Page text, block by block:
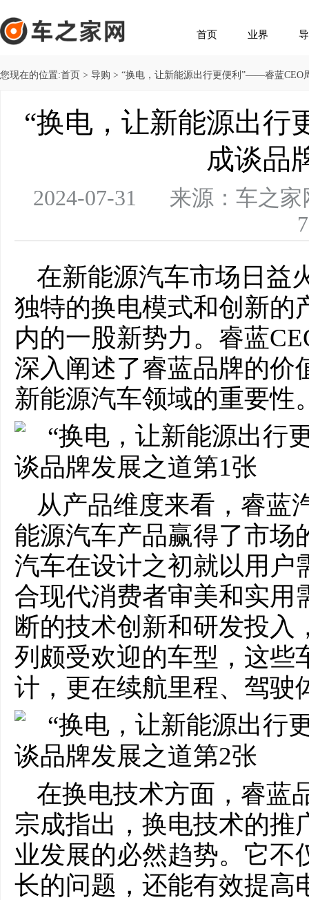
首页 业界
您现在的位置:首页 > 导购 > “换电，让新能源出行更便利”——睿蓝CEO
“换电，让新能源出
成谈品
2024-07-31 来源：车之
在新能源汽车市场日益
独特的换电模式和创新的
内的一股新势力。睿蓝
深入阐述了睿蓝品牌的价
新能源汽车领域的重要性
从产品维度来看，睿蓝
能源汽车产品赢得了市场
汽车在设计之初就以用户
合现代消费者审美和实用
断的技术创新和研发投入
列颇受欢迎的车型，这些
计，更在续航里程、驾驶
在换电技术方面，睿蓝
宗成指出，换电技术的推
业发展的必然趋势。它不
长的问题，还能有效提高